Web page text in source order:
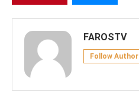
FAROSTV
Follow Author